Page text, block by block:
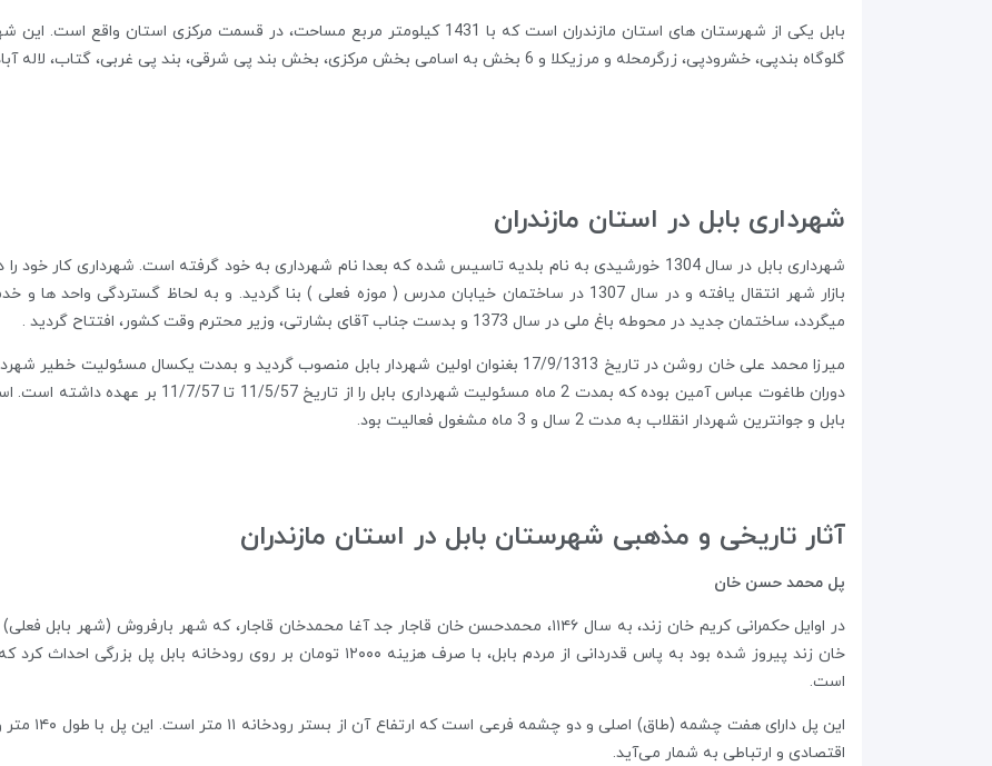
گلوگاه بندپی، خشرودپی، زرگرمحله و مرزیکلا و 6 بخش به اسامی بخش مرکزی، بخش بند پی شرقی، بند پی غربی، گتاب، لاله آباد، بابلکنار و همچنین 13دهستان است.
شهرداری بابل در استان مازندران
شهرداری بابل در سال 1304 خورشیدی به نام بلدیه تاسیس شده که بعدا نام شهرداری به خود گرفته است.
بازار شهر انتقال یافته و در سال 1307 در ساختمان خیابان مدرس ( موزه فعلی ) بنا گردید. و به لحاظ
میگردد، ساختمان جدید در محوطه باغ ملی در سال 1373 و بدست جناب آقای بشارتی، وزیر محترم وقت کشور، افتتاح گردید .
میرزا محمد علی خان روشن در تاریخ 17/9/1313 بغنوان اولین شهردار بابل منصوب گردید و بمدت یکسال
بابل و جوانترین شهردار انقلاب به مدت 2 سال و 3 ماه مشغول فعالیت بود.
آثار تاریخی و مذهبی شهرستان بابل در استان مازندران
پل محمد حسن خان
در اوایل حکمرانی کریم خان زند، به سال ۱۱۴۶، محمدحسن خان قاجار جد آغا محمدخان قاجار، که شهر
خان زند پیروز شده بود به پاس قدردانی از مردم بابل، با صرف هزینه ۱۲۰۰۰ تومان
است.
اقتصادی و ارتباطی به شمار می‌آید.